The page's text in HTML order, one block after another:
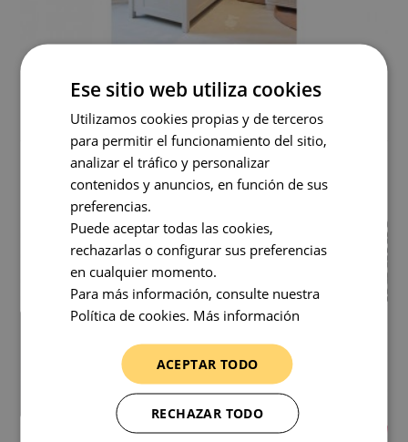
IDEAS DE LÁMPARAS PARA LA HABITACIÓN
DEL BEBE
2 De Diciembre De 2013 1 Comentario
La llegada de un bebé es toda una alegría y en Lamparas.
Ese sitio web utiliza cookies
Utilizamos cookies propias y de terceros
para permitir el funcionamiento del sitio,
analizar el tráfico y personalizar
contenidos y anuncios, en función de sus
preferencias.
Puede aceptar todas las cookies,
rechazarlas o configurar sus preferencias
en cualquier momento.
Para más información, consulte nuestra
Política de cookies. Más información
ACEPTAR TODO
RECHAZAR TODO